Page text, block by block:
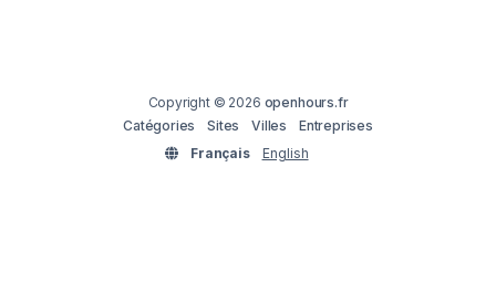
Copyright © 2026 openhours.fr
Catégories
Sites Villes
Entreprises
Français
English